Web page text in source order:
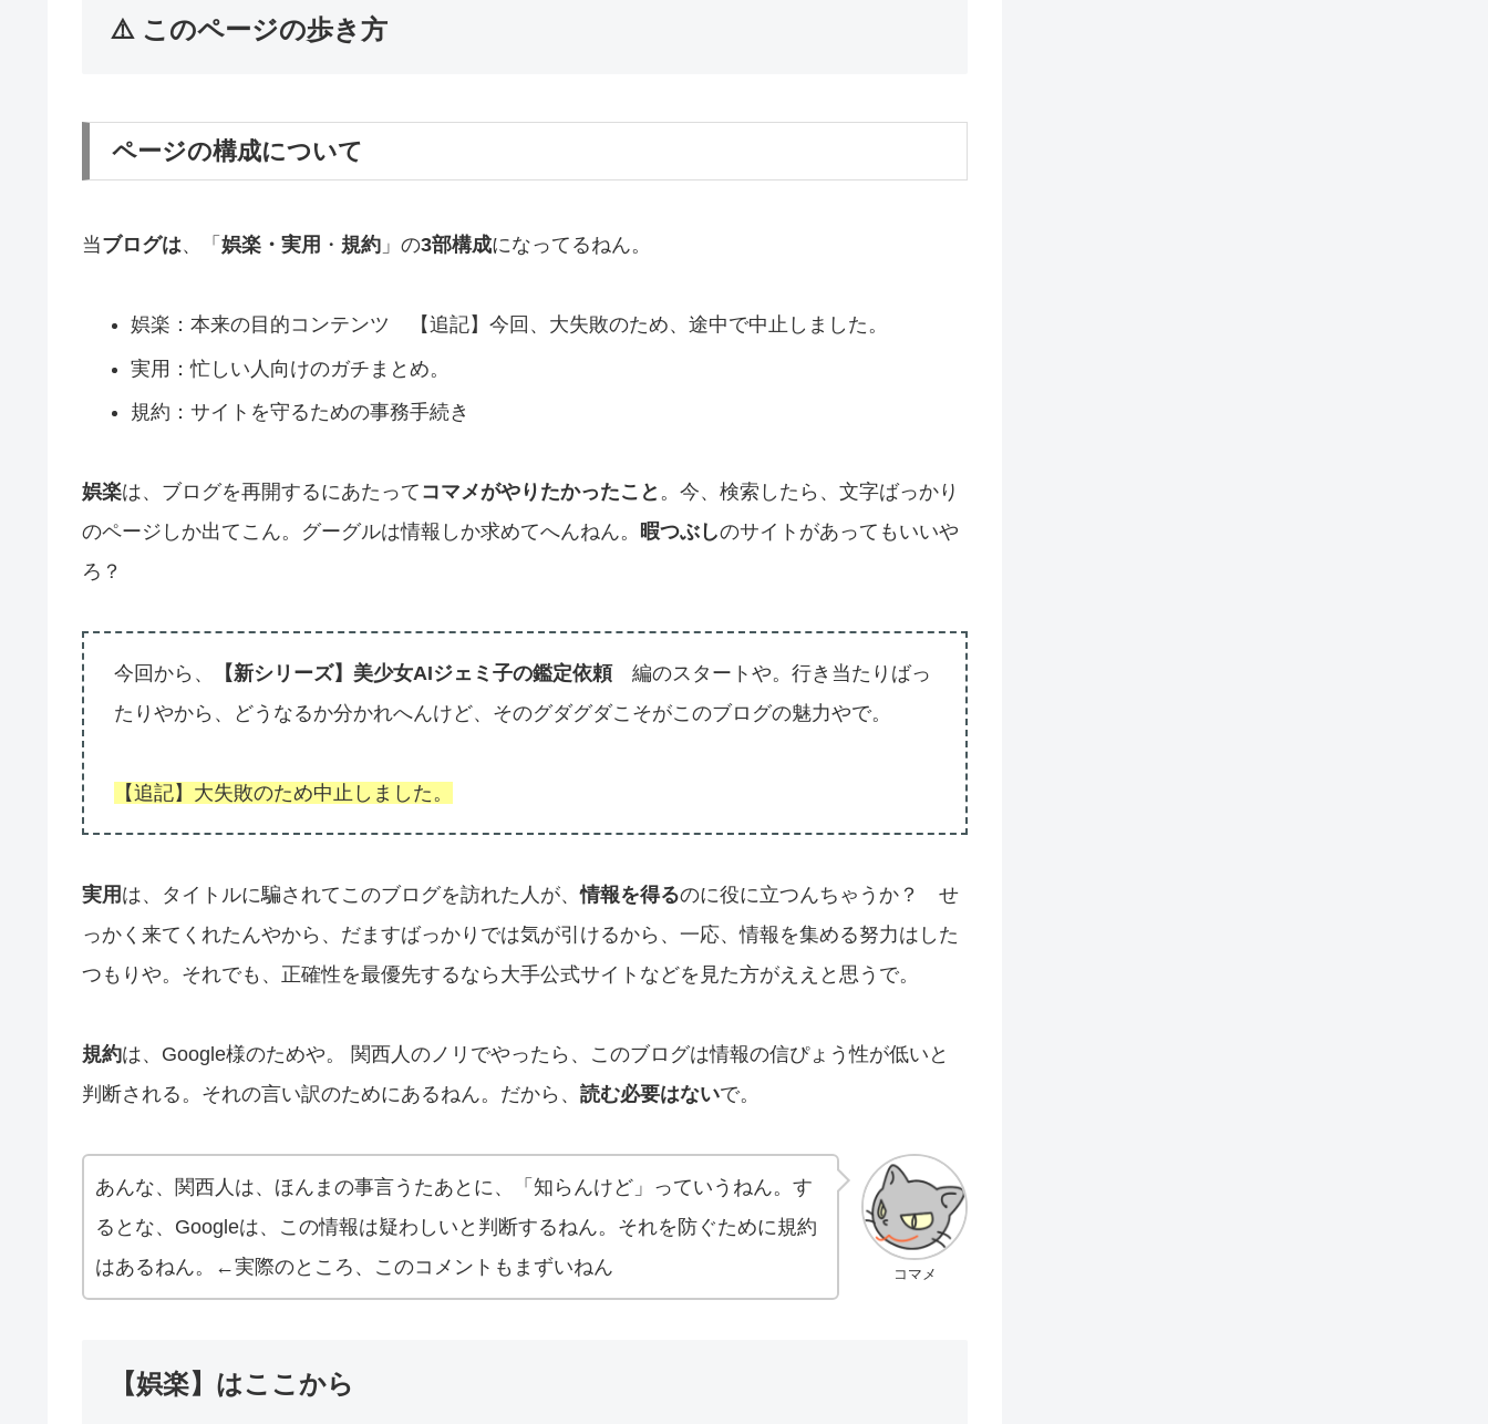
⚠️ このページの歩き方
ページの構成について
当ブログは、「 娯楽・実用 ・ 規約 」の3部構成になってるねん。
娯楽：本来の目的コンテンツ 【追記】今回、大失敗のため、途中で中止しました。
実用：忙しい人向けのガチまとめ。
規約：サイトを守るための事務手続き
娯楽は、ブログを再開するにあたって コマメがやりたかったこと 。今、検索したら、文字ばっかり
のページしか出てこん。グーグルは情報しか求めてへんねん。 暇つぶしのサイトがあってもいいや
ろ？
今回から、 【新シリーズ】美少女AIジェミ子の鑑定依頼 編のスタートや。行き当たりばっ
たりやから、どうなるか分かれへんけど、そのグダグダこそがこのブログの魅力やで。
【追記】大失敗のため中止しました。
実用 は、タイトルに騙されてこのブログを訪れた人が、情報を得るのに役に立つんちゃうか？ せ
っかく来てくれたんやから、だますばっかりでは気が引けるから、一応、情報を集める努力はした
つもりや。それでも、正確性を最優先するなら大手公式サイトなどを見た方がええと思うで。
規約は、Google様のためや。 関西人のノリでやったら、このブログは情報の信ぴょう性が低いと
判断される。それの言い訳のためにあるねん。だから、 読む必要はないで。
コマメ
あんな、関西人は、ほんまの事言うたあとに、「知らんけど」っていうねん。す
るとな、Googleは、この情報は疑わしいと判断するねん。それを防ぐために規約
はあるねん。←実際のところ、このコメントもまずいねん
【娯楽】はここから